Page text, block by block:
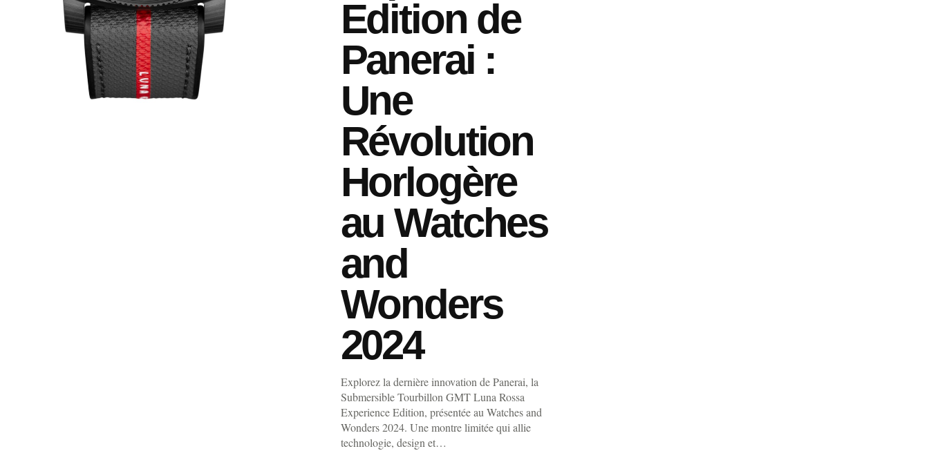
Edition de
Panerai :
Une
Révolution
Horlogère
au Watches
and
Wonders
2024
Explorez la dernière innovation de Panerai, la
Submersible Tourbillon GMT Luna Rossa
Experience Edition, présentée au Watches and
Wonders 2024. Une montre limitée qui allie
technologie, design et…